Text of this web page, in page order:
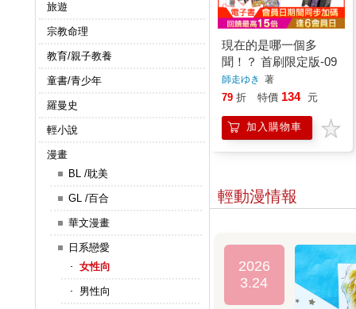
旅遊
宗教命理
教育/親子教養
童書/青少年
羅曼史
輕小說
漫畫
BL /耽美
GL /百合
華文漫畫
日系戀愛
女性向
男性向
現在的是哪一個多
聞！？ 首刷限定版-09
師走ゆき 著
79 折 特價 134 元
加入購物車
輕動漫情報
2026
3.24